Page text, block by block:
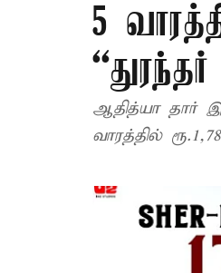
5
ஆதித்யா தார்